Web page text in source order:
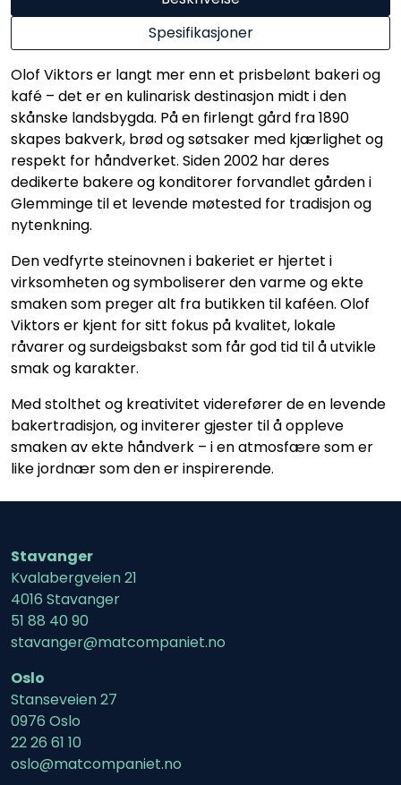
Spesifikasjoner
Olof Viktors er langt mer enn et prisbelønt bakeri og
kafé – det er en kulinarisk destinasjon midt i den
skånske landsbygda. På en firlengt gård fra 1890
skapes bakverk, brød og søtsaker med kjærlighet og
respekt for håndverket. Siden 2002 har deres
dedikerte bakere og konditorer forvandlet gården i
Glemminge til et levende møtested for tradisjon og
nytenkning.
Den vedfyrte steinovnen i bakeriet er hjertet i
virksomheten og symboliserer den varme og ekte
smaken som preger alt fra butikken til kaféen. Olof
Viktors er kjent for sitt fokus på kvalitet, lokale
råvarer og surdeigsbakst som får god tid til å utvikle
smak og karakter.
Med stolthet og kreativitet viderefører de en levende
bakertradisjon, og inviterer gjester til å oppleve
smaken av ekte håndverk – i en atmosfære som er
like jordnær som den er inspirerende.
Stavanger
Kvalabergveien 21
4016 Stavanger
51 88 40 90
stavanger@matcompaniet.no
Oslo
Stanseveien 27
0976 Oslo
22 26 61 10
oslo@matcompaniet.no